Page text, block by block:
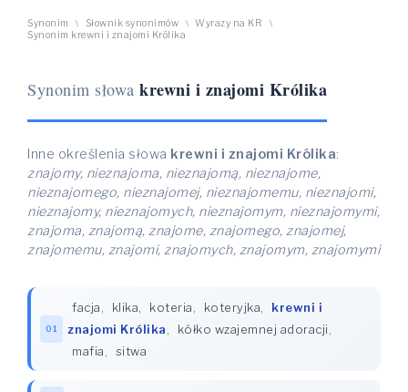
Synonim \ Słownik synonimów \ Wyrazy na KR \
Synonim krewni i znajomi Królika
Synonim słowa krewni i znajomi Królika
Inne określenia słowa krewni i znajomi Królika:
znajomy, nieznajoma, nieznajomą, nieznajome,
nieznajomego, nieznajomej, nieznajomemu, nieznajomi,
nieznajomy, nieznajomych, nieznajomym, nieznajomymi,
znajoma, znajomą, znajome, znajomego, znajomej,
znajomemu, znajomi, znajomych, znajomym, znajomymi
01
facja klika koteria koteryjka
krewni i
znajomi Królika
kółko wzajemnej adoracji
mafia
sitwa